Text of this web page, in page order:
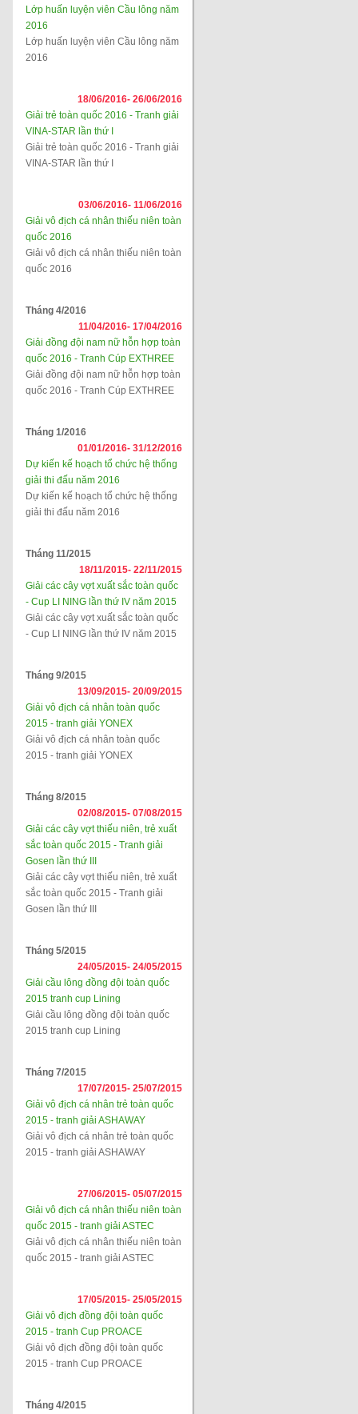
Lớp huấn luyện viên Cầu lông năm
2016
Lớp huấn luyện viên Cầu lông năm
2016
18/06/2016- 26/06/2016
Giải trẻ toàn quốc 2016 - Tranh giải
VINA-STAR lần thứ I
Giải trẻ toàn quốc 2016 - Tranh giải
VINA-STAR lần thứ I
03/06/2016- 11/06/2016
Giải vô địch cá nhân thiếu niên toàn
quốc 2016
Giải vô địch cá nhân thiếu niên toàn
quốc 2016
Tháng 4/2016
11/04/2016- 17/04/2016
Giải đồng đội nam nữ hỗn hợp toàn
quốc 2016 - Tranh Cúp EXTHREE
Giải đồng đội nam nữ hỗn hợp toàn
quốc 2016 - Tranh Cúp EXTHREE
Tháng 1/2016
01/01/2016- 31/12/2016
Dự kiến kế hoạch tổ chức hệ thống
giải thi đấu năm 2016
Dự kiến kế hoạch tổ chức hệ thống
giải thi đấu năm 2016
Tháng 11/2015
18/11/2015- 22/11/2015
Giải các cây vợt xuất sắc toàn quốc
- Cup LI NING lần thứ IV năm 2015
Giải các cây vợt xuất sắc toàn quốc
- Cup LI NING lần thứ IV năm 2015
Tháng 9/2015
13/09/2015- 20/09/2015
Giải vô địch cá nhân toàn quốc
2015 - tranh giải YONEX
Giải vô địch cá nhân toàn quốc
2015 - tranh giải YONEX
Tháng 8/2015
02/08/2015- 07/08/2015
Giải các cây vợt thiếu niên, trẻ xuất
sắc toàn quốc 2015 - Tranh giải
Gosen lần thứ III
Giải các cây vợt thiếu niên, trẻ xuất
sắc toàn quốc 2015 - Tranh giải
Gosen lần thứ III
Tháng 5/2015
24/05/2015- 24/05/2015
Giải cầu lông đồng đội toàn quốc
2015 tranh cup Lining
Giải cầu lông đồng đội toàn quốc
2015 tranh cup Lining
Tháng 7/2015
17/07/2015- 25/07/2015
Giải vô địch cá nhân trẻ toàn quốc
2015 - tranh giải ASHAWAY
Giải vô địch cá nhân trẻ toàn quốc
2015 - tranh giải ASHAWAY
27/06/2015- 05/07/2015
Giải vô địch cá nhân thiếu niên toàn
quốc 2015 - tranh giải ASTEC
Giải vô địch cá nhân thiếu niên toàn
quốc 2015 - tranh giải ASTEC
17/05/2015- 25/05/2015
Giải vô địch đồng đội toàn quốc
2015 - tranh Cup PROACE
Giải vô địch đồng đội toàn quốc
2015 - tranh Cup PROACE
Tháng 4/2015